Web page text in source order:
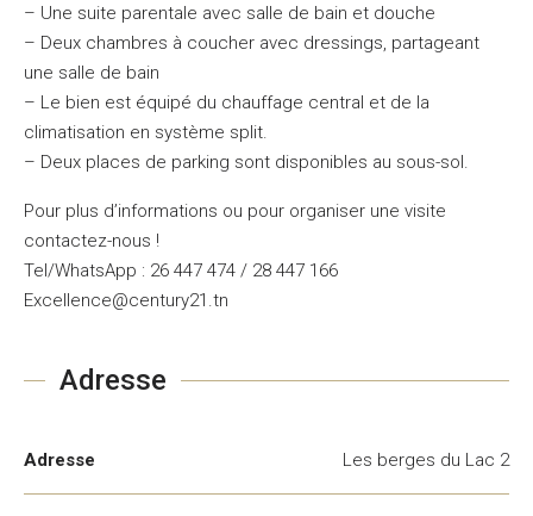
– Une suite parentale avec salle de bain et douche
– Deux chambres à coucher avec dressings, partageant
une salle de bain
– Le bien est équipé du chauffage central et de la
climatisation en système split.
– Deux places de parking sont disponibles au sous-sol.
Pour plus d’informations ou pour organiser une visite
contactez-nous !
Tel/WhatsApp : 26 447 474 / 28 447 166
Excellence@century21.tn
Adresse
Adresse Les berges du Lac 2